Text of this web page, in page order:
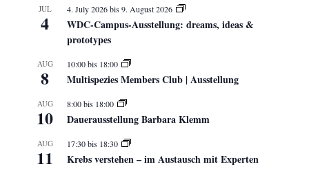
JUL
4
4. July 2026bis9. August 2026
WDC-Campus-Ausstellung: dreams, ideas &
prototypes
AUG
8
10:00bis 18:00
Multispezies Members Club | Ausstellung
AUG
10
8:00bis 18:00
Dauerausstellung Barbara Klemm
AUG
11
17:30bis 18:30
Krebs verstehen – im Austausch mit Experten